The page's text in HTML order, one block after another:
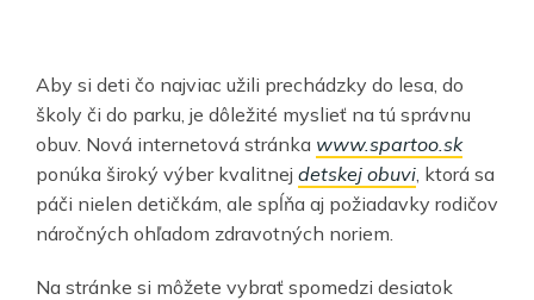
Aby si deti čo najviac užili prechádzky do lesa, do
školy či do parku, je dôležité myslieť na tú správnu
obuv. Nová internetová stránka www.spartoo.sk
ponúka široký výber kvalitnej detskej obuvi , ktorá sa
páči nielen detičkám, ale spĺňa aj požiadavky rodičov
náročných ohľadom zdravotných noriem.
Na stránke si môžete vybrať spomedzi desiatok